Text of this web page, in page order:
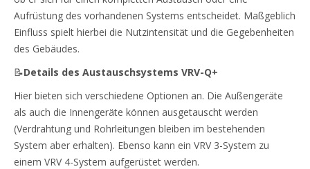
Aufrüstung des vorhandenen Systems entscheidet. Maßgeblich
Einfluss spielt hierbei die Nutzintensität und die Gegebenheiten
des Gebäudes.
📝Details des Austauschsystems VRV-Q+
Hier bieten sich verschiedene Optionen an. Die Außengeräte
als auch die Innengeräte können ausgetauscht werden
(Verdrahtung und Rohrleitungen bleiben im bestehenden
System aber erhalten). Ebenso kann ein VRV 3-System zu
einem VRV 4-System aufgerüstet werden.